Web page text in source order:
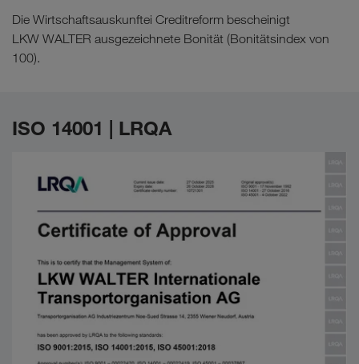
Die Wirtschaftsauskunftei Creditreform bescheinigt
LKW WALTER ausgezeichnete Bonität (Bonitätsindex von
100).
ISO 14001 | LRQA